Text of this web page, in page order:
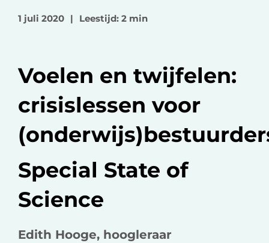
c
b
o
n
I
-
l
1 juli 2020 | Leestijd: 2 min
Voelen en twijfelen:
crisislessen voor
Special State of
Science
Edith Hooge, hoogleraar